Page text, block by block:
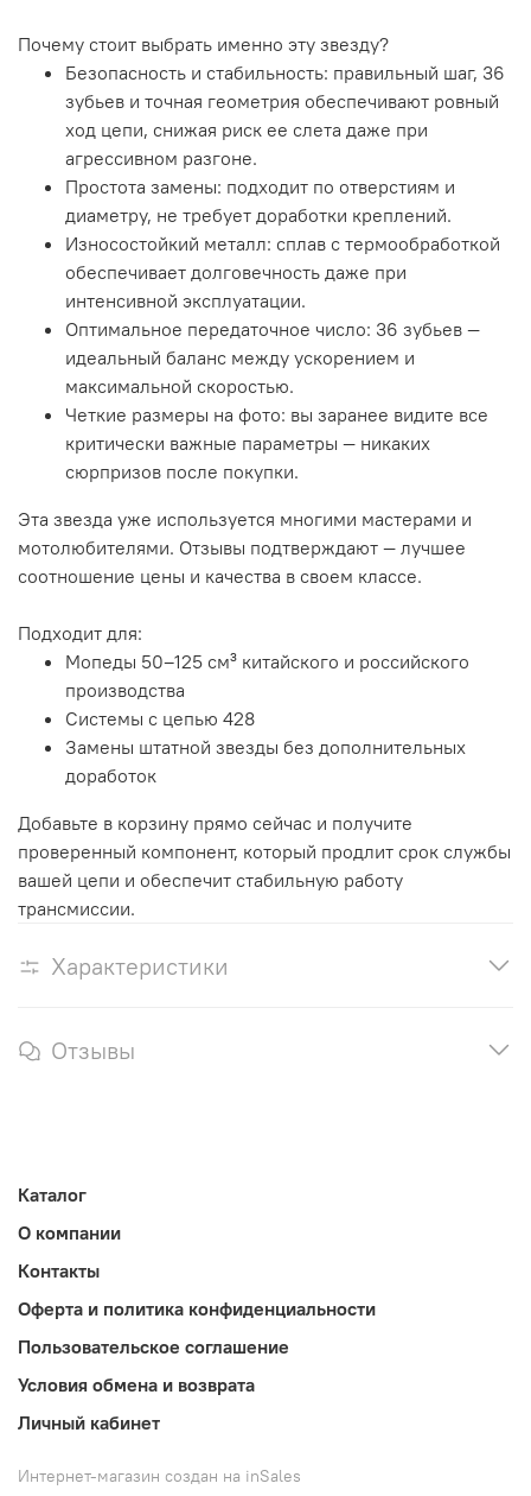
Почему стоит выбрать именно эту звезду?
Безопасность и стабильность: правильный шаг, 36
зубьев и точная геометрия обеспечивают ровный
ход цепи, снижая риск ее слета даже при
агрессивном разгоне.
Простота замены: подходит по отверстиям и
диаметру, не требует доработки креплений.
Износостойкий металл: сплав с термообработкой
обеспечивает долговечность даже при
интенсивной эксплуатации.
Оптимальное передаточное число: 36 зубьев —
идеальный баланс между ускорением и
максимальной скоростью.
Четкие размеры на фото: вы заранее видите все
критически важные параметры — никаких
сюрпризов после покупки.
Эта звезда уже используется многими мастерами и
мотолюбителями. Отзывы подтверждают — лучшее
соотношение цены и качества в своем классе.
Подходит для:
Мопеды 50–125 см³ китайского и российского
производства
Системы с цепью 428
Замены штатной звезды без дополнительных
доработок
Добавьте в корзину прямо сейчас и получите
проверенный компонент, который продлит срок службы
вашей цепи и обеспечит стабильную работу
трансмиссии.
Характеристики
Отзывы
Каталог
О компании
Контакты
Оферта и политика конфиденциальности
Пользовательское соглашение
Условия обмена и возврата
Личный кабинет
Интернет-магазин создан на inSales